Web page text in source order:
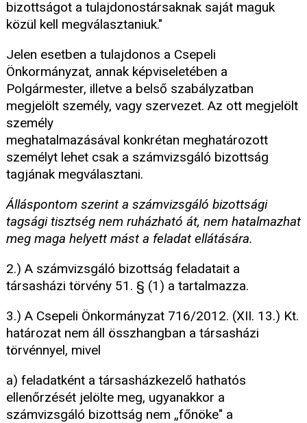
bizottságot a tulajdonostársaknak saját maguk
közül kell megválasztaniuk."
Jelen esetben a tulajdonos a Csepeli
Önkormányzat, annak képviseletében a
Polgármester, illetve a belső szabályzatban
megjelölt személy, vagy szervezet. Az ott megjelölt
személy
meghatalmazásával konkrétan meghatározott
személyt lehet csak a számvizsgáló bizottság
tagjának megválasztani.
Álláspontom szerint a számvizsgáló bizottsági
tagsági tisztség nem ruházható át, nem hatalmazhat
meg maga helyett mást a feladat ellátására.
2.) A számvizsgáló bizottság feladatait a
társasházi törvény 51. § (1) a tartalmazza.
3.) A Csepeli Önkormányzat 716/2012. (XII. 13.) Kt.
határozat nem áll összhangban a társasházi
törvénnyel, mivel
a) feladatként a társasházkezelő hathatós
ellenőrzését jelölte meg, ugyanakkor a
számvizsgáló bizottság nem „főnöke" a